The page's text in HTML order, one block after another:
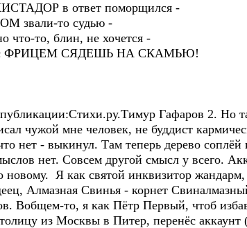
в ответ поморщился -
звали-то судью -
что-то, блин, не хочется -
ФРИЦЕМ СЯДЕШЬ НА СКАМЬЮ!
Гафаров 2. Но
чужой мне человек, не буддист
нет - выкинул. Там теперь дерево
нет. Совсем другой смысл у всего.
Я как святой инквизитор
Алмазная Свинья - корнет
Вобщем-то, я как Пётр Первый, чтоб
из Москвы в Питер, перенёс